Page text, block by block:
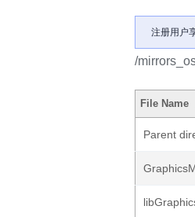
注册用户
/
File Name
Parent